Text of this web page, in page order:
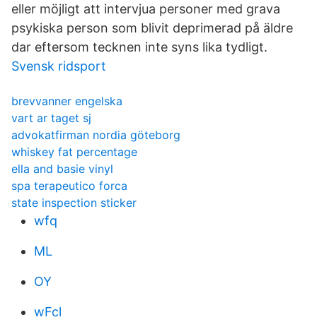
eller möjligt att intervjua personer med grava
psykiska person som blivit deprimerad på äldre
dar eftersom tecknen inte syns lika tydligt.
Svensk ridsport
brevvanner engelska
vart ar taget sj
advokatfirman nordia göteborg
whiskey fat percentage
ella and basie vinyl
spa terapeutico forca
state inspection sticker
wfq
ML
OY
wFcl